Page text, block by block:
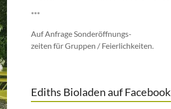
***
Auf Anfrage Sonderöffnungs-
zeiten für Gruppen / Feierlichkeiten.
Ediths Bioladen auf Facebook